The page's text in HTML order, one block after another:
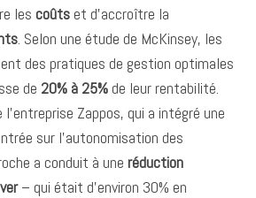
les coûtset d’accroître la
. Selon une étude de McKinsey, les
des pratiques de gestion optimales
de 20% à 25%de leur rentabilité.
l’entreprise Zappos, qui a intégré une
sur l’autonomisation des
a conduit à une réduction
– qui était d’environ 30% en